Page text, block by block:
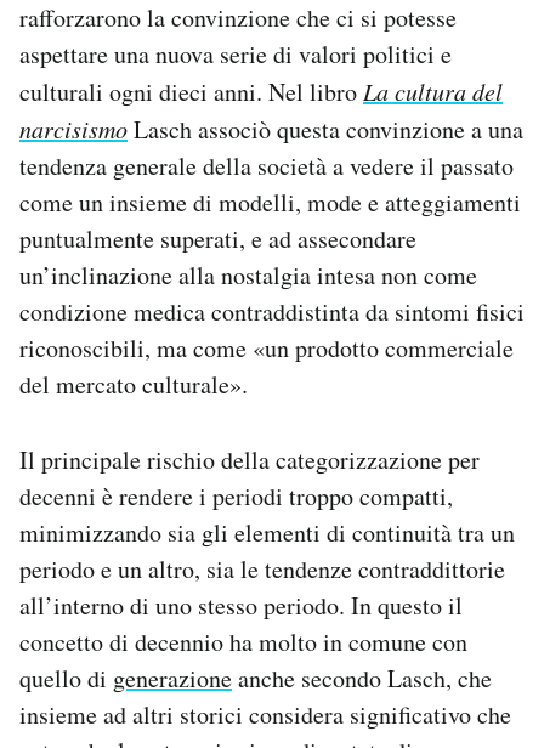
rafforzarono la convinzione che ci si potesse
aspettare una nuova serie di valori politici e
culturali ogni dieci anni. Nel libroLa cultura del
narcisismoLasch associò questa convinzione a una
tendenza generale della società a vedere il passato
come un insieme di modelli, mode e atteggiamenti
puntualmente superati, e ad assecondare
un’inclinazione alla nostalgia intesa non come
condizione medica contraddistinta da sintomi fisici
riconoscibili, ma come «un prodotto commerciale
del mercato culturale».
Il principale rischio della categorizzazione per
decenni è rendere i periodi troppo compatti,
minimizzando sia gli elementi di continuità tra un
periodo e un altro, sia le tendenze contraddittorie
all’interno di uno stesso periodo. In questo il
concetto di decennio ha molto in comune con
quello di generazioneanche secondo Lasch, che
insieme ad altri storici considera significativo che